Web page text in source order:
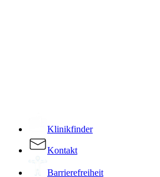
Klinikfinder
Kontakt
Barrierefreiheit